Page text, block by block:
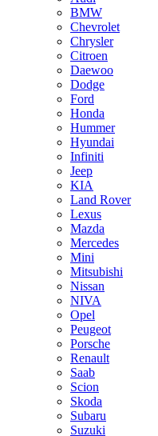
BMW
Chevrolet
Chrysler
Citroen
Daewoo
Dodge
Ford
Honda
Hummer
Hyundai
Infiniti
Jeep
KIA
Land Rover
Lexus
Mazda
Mercedes
Mini
Mitsubishi
Nissan
NIVA
Opel
Peugeot
Porsche
Renault
Saab
Scion
Skoda
Subaru
Suzuki